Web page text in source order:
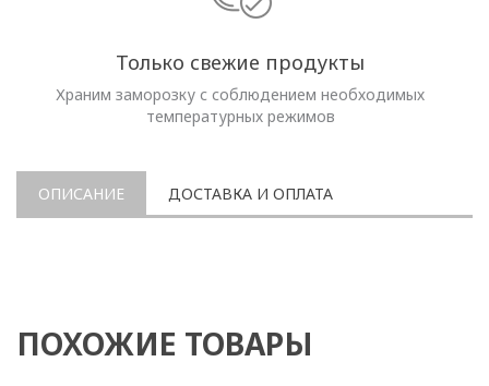
Только свежие продукты
Храним заморозку с соблюдением необходимых
температурных режимов
ОПИСАНИЕ ДОСТАВКА И ОПЛАТА
ПОХОЖИЕ ТОВАРЫ